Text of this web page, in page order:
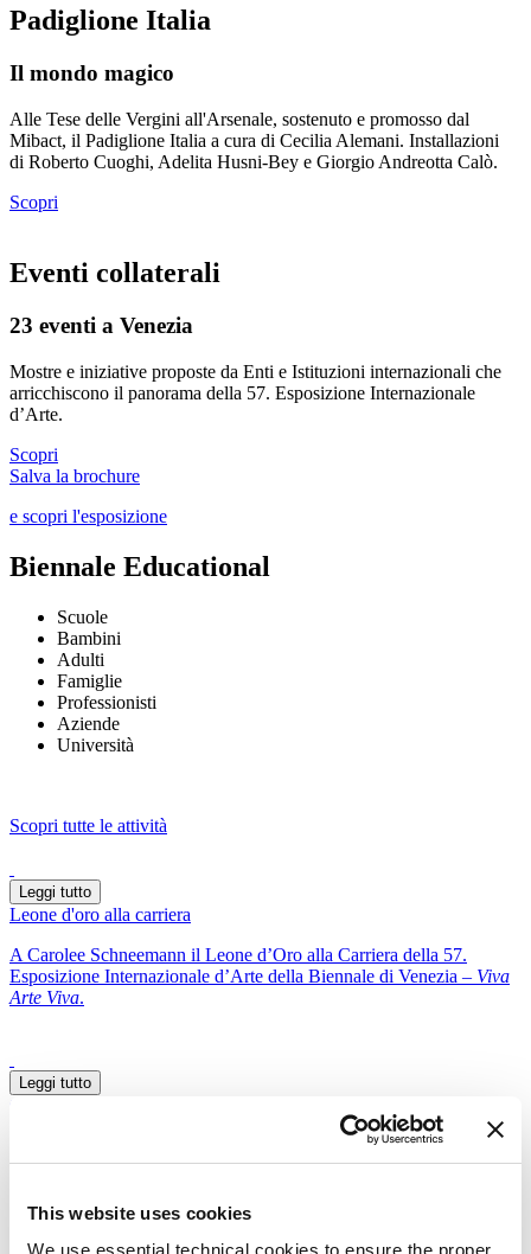
This website uses cookies
We use essential technical cookies to ensure the proper
Padiglione Italia
Il mondo magico
Alle Tese delle Vergini all'Arsenale, sostenuto e promosso dal
Mibact, il Padiglione Italia a cura di Cecilia Alemani. Installazioni
di Roberto Cuoghi, Adelita Husni-Bey e Giorgio Andreotta Calò.
Scopri
Eventi collaterali
23 eventi a Venezia
Mostre e iniziative proposte da Enti e Istituzioni internazionali che
arricchiscono il panorama della 57. Esposizione Internazionale
d’Arte.
Scopri
Salva la brochure
e scopri l'esposizione
Biennale Educational
Scuole
Bambini
Adulti
Famiglie
Professionisti
Aziende
Università
Scopri tutte le attività
Leggi tutto
Leone d'oro alla carriera
A Carolee Schneemann il Leone d’Oro alla Carriera della 57.
Esposizione Internazionale d’Arte della Biennale di Venezia – Viva
Arte Viva.
Leggi tutto
Premi ufficiali attribuiti dalla giuria presieduta da Manuel J. Borja-
Villel. La cerimonia di premiazione si è svolta a Ca’ Giustinian il 13